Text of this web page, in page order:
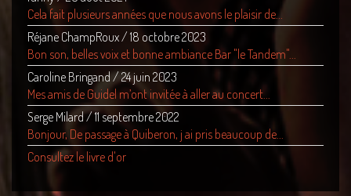
Cela fait plusieurs années que nous avons le plaisir de...
Réjane ChampRoux/ 18 octobre 2023
Bon son, belles voix et bonne ambiance Bar "le Tandem"...
Caroline Bringand/ 24 juin 2023
Mes amis de Guidel m’ont invitée à aller au concert...
Serge Milard/11 septembre 2022
Bonjour, De passage à Quiberon, j ai pris beaucoup de...
Consultez le livre d'or